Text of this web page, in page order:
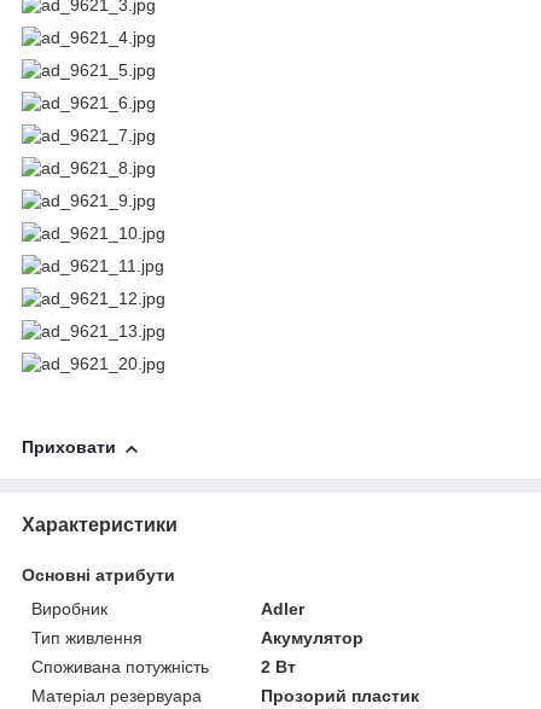
Приховати
Характеристики
Основні атрибути
Виробник
Adler
Тип живлення
Акумулятор
Споживана потужність
2 Вт
Матеріал резервуара
Прозорий пластик